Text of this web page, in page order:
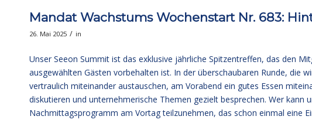
Mandat Wachstums Wochenstart Nr. 683:
26. Mai 2025 / in
Unser Seeon Summit ist das exklusive jährliche Spitzentreffen, das den
ausgewählten Gästen vorbehalten ist. In der überschaubaren Runde, die
vertraulich miteinander austauschen, am Vorabend ein gutes Essen
diskutieren und unternehmerische Themen gezielt besprechen. Wer kann
Nachmittagsprogramm am Vortag teilzunehmen, das schon einmal eine